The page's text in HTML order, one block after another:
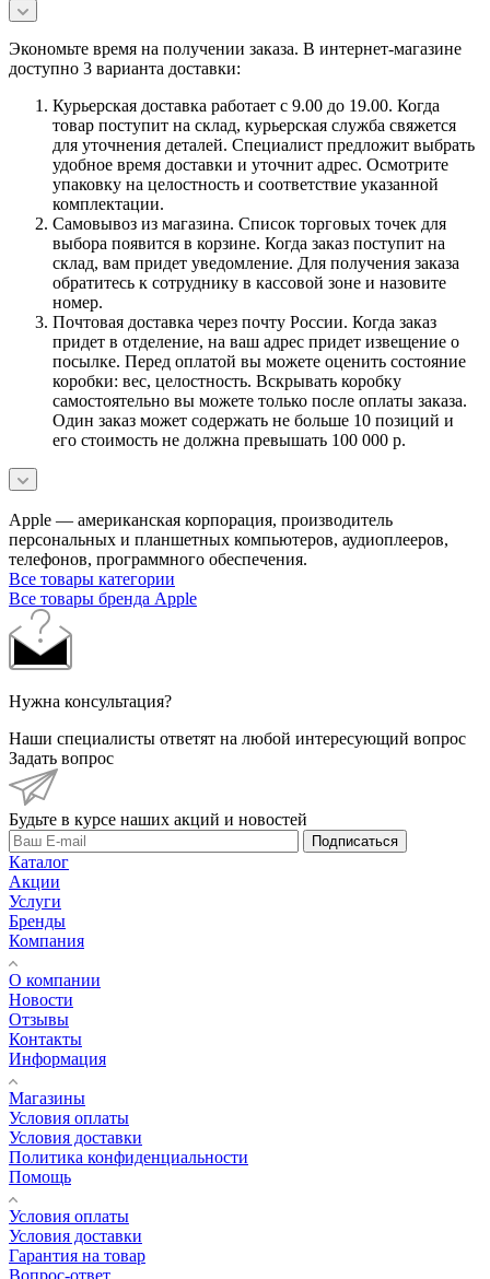
Экономьте время на получении заказа. В интернет-магазине
доступно 3 варианта доставки:
Курьерская доставка работает с 9.00 до 19.00. Когда
товар поступит на склад, курьерская служба свяжется
для уточнения деталей. Специалист предложит выбрать
удобное время доставки и уточнит адрес. Осмотрите
упаковку на целостность и соответствие указанной
комплектации.
Самовывоз из магазина. Список торговых точек для
выбора появится в корзине. Когда заказ поступит на
склад, вам придет уведомление. Для получения заказа
обратитесь к сотруднику в кассовой зоне и назовите
номер.
Почтовая доставка через почту России. Когда заказ
придет в отделение, на ваш адрес придет извещение о
посылке. Перед оплатой вы можете оценить состояние
коробки: вес, целостность. Вскрывать коробку
самостоятельно вы можете только после оплаты заказа.
Один заказ может содержать не больше 10 позиций и
его стоимость не должна превышать 100 000 р.
Apple — американская корпорация, производитель
персональных и планшетных компьютеров, аудиоплееров,
телефонов, программного обеспечения.
Все товары категории
Все товары бренда Apple
Нужна консультация?
Наши специалисты ответят на любой интересующий вопрос
Задать вопрос
Будьте в курсе наших акций и новостей
Подписаться
Каталог
Акции
Услуги
Бренды
Компания
О компании
Новости
Отзывы
Контакты
Информация
Магазины
Условия оплаты
Условия доставки
Политика конфиденциальности
Помощь
Условия оплаты
Условия доставки
Гарантия на товар
Вопрос-ответ